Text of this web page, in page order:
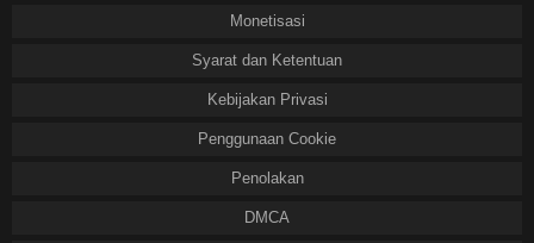
Monetisasi
Syarat dan Ketentuan
Kebijakan Privasi
Penggunaan Cookie
Penolakan
DMCA